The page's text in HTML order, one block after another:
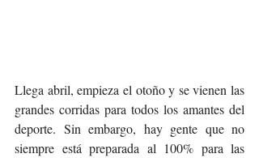
Llega abril, empieza el otoño y se vienen las
grandes corridas para todos los amantes del
deporte. Sin embargo, hay gente que no
siempre está preparada al 100% para las